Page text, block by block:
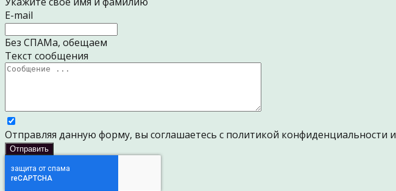
E-mail
Без СПАМа, обещаем
Текст сообщения
Отправляя данную форму, вы соглашаетесь с политикой конфиденциальности и